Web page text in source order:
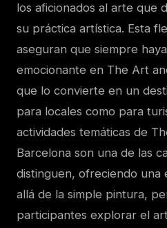
los aficionados al arte que
su práctica artística. Esta
aseguran que siempre
emocionante en The Art
que lo convierte en un
para locales como para
actividades temáticas de
Barcelona son una de las
distinguen, ofreciendo una
allá de la simple pintura,
participantes explorar el